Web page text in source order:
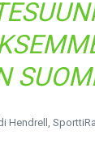
Hendrell,